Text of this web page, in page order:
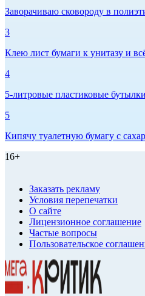
Заворачиваю сковороду в
3
Клею лист бумаги к унитазу и
4
5-литровые пластиковые
5
Кипячу туалетную бумагу с
16+
Заказать рекламу
Условия перепечатки
О сайте
Лицензионное соглашение
Частые вопросы
Пользовательское